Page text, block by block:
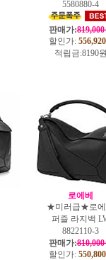
5580880-4
판매가:
할인가: 556,920
적립금:8190
로에베
★미러급★로
퍼즐 라지백
8822110-3
판매가:
할인가: 550,800